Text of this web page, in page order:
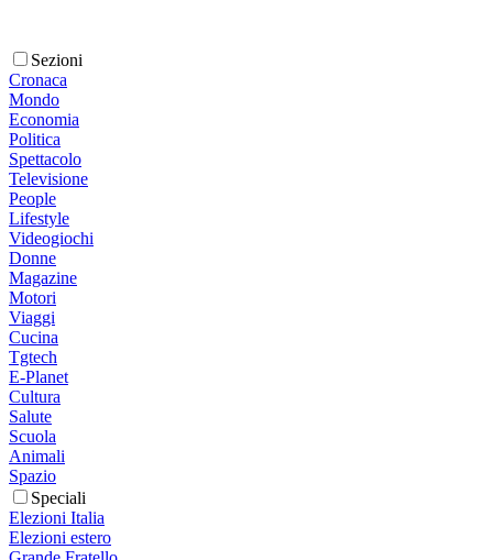
Sezioni
Cronaca
Mondo
Economia
Politica
Spettacolo
Televisione
People
Lifestyle
Videogiochi
Donne
Magazine
Motori
Viaggi
Cucina
Tgtech
E-Planet
Cultura
Salute
Scuola
Animali
Spazio
Speciali
Elezioni Italia
Elezioni estero